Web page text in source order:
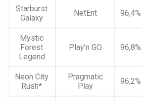
Starburst
Galaxy
NetEnt 96,4%
Mystic
Forest
Legend
Play’n GO 96,8%
Neon City
Rush*
Pragmatic
Play
96,2%